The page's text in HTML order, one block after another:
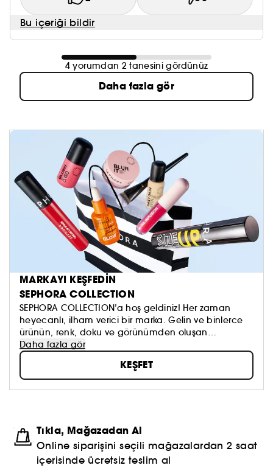
Bu içeriği bildir
4 yorumdan 2 tanesini gördünüz
Daha fazla gör
MARKAYI KEŞFEDİN
SEPHORA COLLECTION
SEPHORA COLLECTION’a hoş geldiniz! Her zaman
heyecanlı, ilham verici bir marka. Gelin ve binlerce
ürünün, renk, doku ve görünümden oluşan
koleksiyonumuzu keşfedin. Dilediğinizi sürmeye, kendi
güzellik anlayışınızı oluşturmaya ve hepsinden de
öte, aynada gördüklerinizi sevmeye çekinmeyin!
Topla, oyna ve paylaş #sephoracollection
Daha fazla gör
KEŞFET
Tıkla, Mağazadan Al
Online siparişini seçili mağazalardan 2 saat
içerisinde ücretsiz teslim al